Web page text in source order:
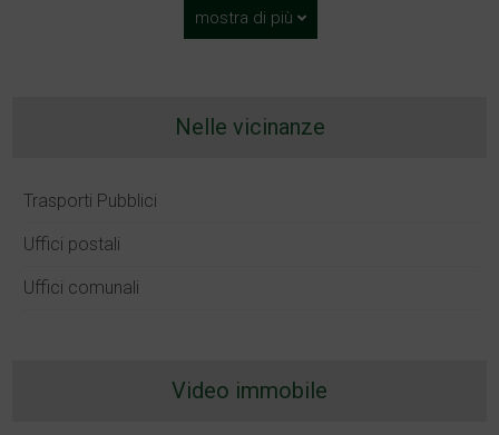
mostra di più
Nelle vicinanze
Trasporti Pubblici
Uffici postali
Uffici comunali
Video immobile